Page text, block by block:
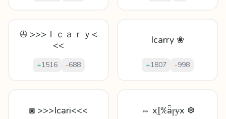
✇ >>>Ｉｃａｒｙ<
<<
+1516 -688
Icarry ❀
+1807 -998
◙ >>>Icari<<< ⇔ xḬ℀ǟɼɏx ❆